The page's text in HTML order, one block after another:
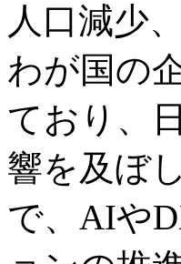
人口減少
わが国の
ており、
響を及ぼ
で、AIや